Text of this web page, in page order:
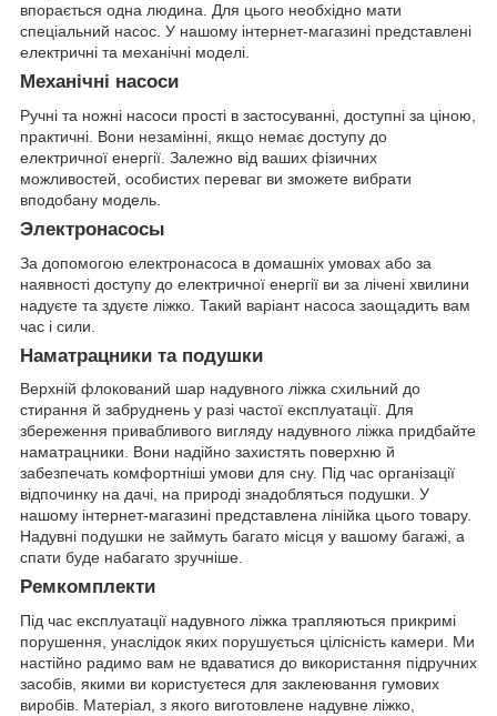
впорається одна людина. Для цього необхідно мати
спеціальний насос. У нашому інтернет-магазині представлені
електричні та механічні моделі.
Механічні насоси
Ручні та ножні насоси прості в застосуванні, доступні за ціною,
практичні. Вони незамінні, якщо немає доступу до
електричної енергії. Залежно від ваших фізичних
можливостей, особистих переваг ви зможете вибрати
вподобану модель.
Электронасосы
За допомогою електронасоса в домашніх умовах або за
наявності доступу до електричної енергії ви за лічені хвилини
надуєте та здуєте ліжко. Такий варіант насоса заощадить вам
час і сили.
Наматрацники та подушки
Верхній флокований шар надувного ліжка схильний до
стирання й забруднень у разі частої експлуатації. Для
збереження привабливого вигляду надувного ліжка придбайте
наматрацники. Вони надійно захистять поверхню й
забезпечать комфортніші умови для сну. Під час організації
відпочинку на дачі, на природі знадобляться подушки. У
нашому інтернет-магазині представлена лінійка цього товару.
Надувні подушки не займуть багато місця у вашому багажі, а
спати буде набагато зручніше.
Ремкомплекти
Під час експлуатації надувного ліжка трапляються прикримі
порушення, унаслідок яких порушується цілісність камери. Ми
настійно радимо вам не вдаватися до використання підручних
засобів, якими ви користуєтеся для заклеювання гумових
виробів. Матеріал, з якого виготовлене надувне ліжко,